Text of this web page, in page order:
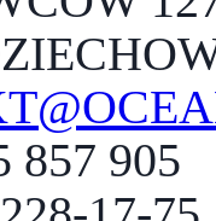
857 905